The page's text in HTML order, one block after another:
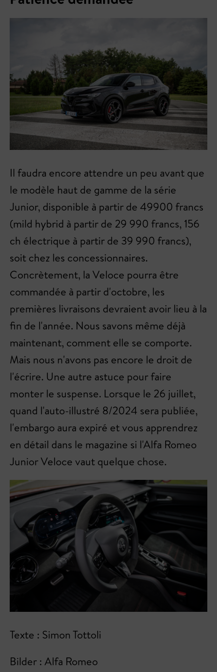
Il faudra encore attendre un peu avant que
le modèle haut de gamme de la série
Junior, disponible à partir de 49900 francs
(mild hybrid à partir de 29 990 francs, 156
ch électrique à partir de 39 990 francs),
soit chez les concessionnaires.
Concrètement, la Veloce pourra être
commandée à partir d'octobre, les
premières livraisons devraient avoir lieu à la
fin de l'année. Nous savons même déjà
maintenant, comment elle se comporte.
Mais nous n'avons pas encore le droit de
l'écrire. Une autre astuce pour faire
monter le suspense. Lorsque le 26 juillet,
quand l'auto-illustré 8/2024 sera publiée,
l'embargo aura expiré et vous apprendrez
en détail dans le magazine si l'Alfa Romeo
Junior Veloce vaut quelque chose.
Texte : Simon Tottoli
Bilder : Alfa Romeo